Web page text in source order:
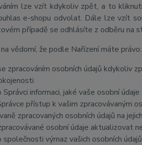
lze vzít kdykoliv zpět, a to
e-shopu odvolat. Dále lze vzít
případě se odhlásíte z odběru na
vědomí, že podle Nařízení máte právo:
zpracováním osobních údajů kdykoliv
informaci, jaké vaše osobní údaje
přístup k vašim zpracovávaným
zpracovaných osobních údajů na
osobní údaje aktualizovat
výmaz vašich osobních